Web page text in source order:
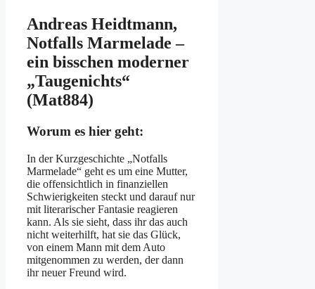
Andreas Heidtmann,
Notfalls Marmelade –
ein bisschen moderner
„Taugenichts“
(Mat884)
Worum es hier geht:
In der Kurzgeschichte „Notfalls
Marmelade“ geht es um eine Mutter,
die offensichtlich in finanziellen
Schwierigkeiten steckt und darauf nur
mit literarischer Fantasie reagieren
kann. Als sie sieht, dass ihr das auch
nicht weiterhilft, hat sie das Glück,
von einem Mann mit dem Auto
mitgenommen zu werden, der dann
ihr neuer Freund wird.